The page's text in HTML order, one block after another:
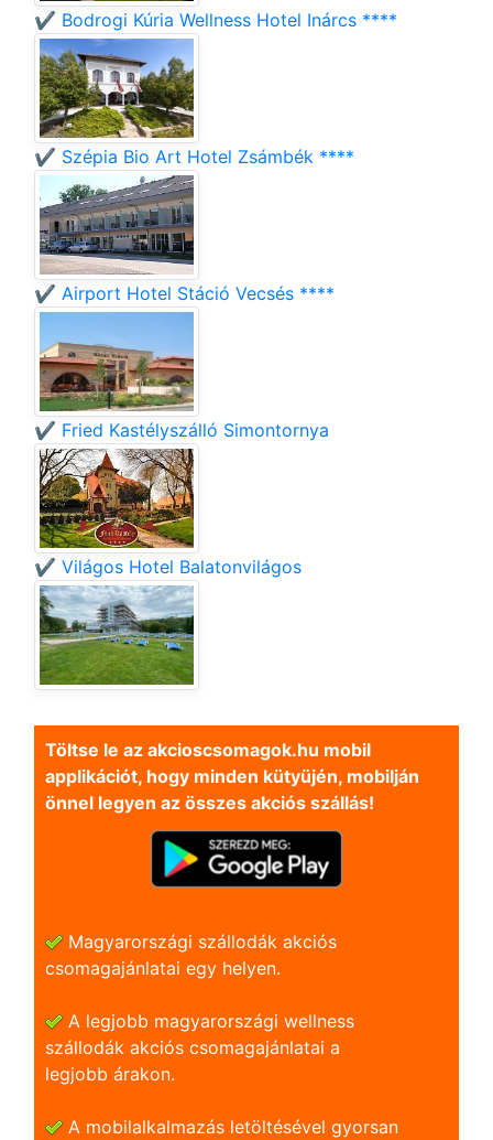
✔️ Bodrogi Kúria Wellness Hotel Inárcs ****
✔️ Szépia Bio Art Hotel Zsámbék ****
✔️ Airport Hotel Stáció Vecsés ****
✔️ Fried Kastélyszálló Simontornya
✔️ Világos Hotel Balatonvilágos
Töltse le az akcioscsomagok.hu mobil
applikációt, hogy minden kütyüjén, mobilján
önnel legyen az összes akciós szállás!
Magyarországi szállodák akciós
csomagajánlatai egy helyen.
A legjobb magyarországi wellness
szállodák akciós csomagajánlatai a
legjobb árakon.
A mobilalkalmazás letöltésével gyorsan